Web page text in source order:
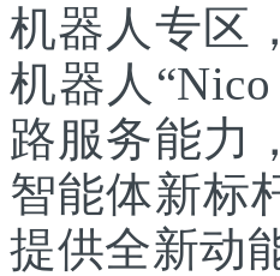
机器人专区
机器人
路服务能力
智能体新标
提供全新动